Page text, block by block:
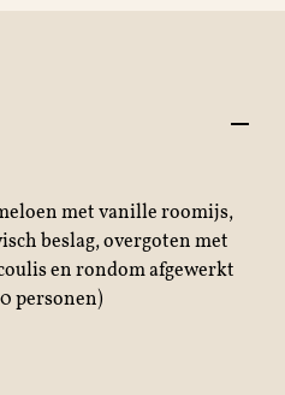
met vanille roomijs,
beslag, overgoten met
en rondom afgewerkt
personen)